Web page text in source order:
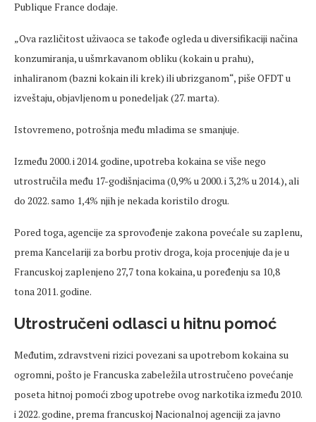
Publique France dodaje.
„Ova različitost uživaoca se takođe ogleda u diversifikaciji načina
konzumiranja, u ušmrkavanom obliku (kokain u prahu),
inhaliranom (bazni kokain ili krek) ili ubrizganom“, piše OFDT u
izveštaju, objavljenom u ponedeljak (27. marta).
Istovremeno, potrošnja među mladima se smanjuje.
Između 2000. i 2014. godine, upotreba kokaina se više nego
utrostručila među 17-godišnjacima (0,9% u 2000. i 3,2% u 2014.), ali
do 2022. samo 1,4% njih je nekada koristilo drogu.
Pored toga, agencije za sprovođenje zakona povećale su zaplenu,
prema Kancelariji za borbu protiv droga, koja procenjuje da je u
Francuskoj zaplenjeno 27,7 tona kokaina, u poređenju sa 10,8
tona 2011. godine.
Utrostručeni odlasci u hitnu pomoć
Međutim, zdravstveni rizici povezani sa upotrebom kokaina su
ogromni, pošto je Francuska zabeležila utrostručeno povećanje
poseta hitnoj pomoći zbog upotrebe ovog narkotika između 2010.
i 2022. godine, prema francuskoj Nacionalnoj agenciji za javno